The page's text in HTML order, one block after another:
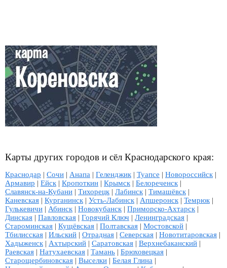
Карты других городов и сёл Краснодарского края:
Краснодар | Сочи | Анапа | Геленджик| Туапсе | Новороссийск|
Армавир | Ейск| Кропоткин | Крымск| Белореченск|
Славянск-на-Кубани | Тихорецк| Лабинск| Тимашёвск|
Каневская | Курганинск| Усть-Лабинск| Апшеронск| Темрюк|
Гулькевичи | Абинск| Новокубанск| Приморско-Ахтарск|
Динская | Павловская | Горячий Ключ | Ленинградская |
Староминская | Кущёвская | Полтавская | Мостовской |
Тбилисская | Ильский | Отрадная | Северская | Новотитаровская |
Хадыженск| Ахтырский | Саратовская | Верхнебаканский |
Раевская | Натухаевская | Тамань | Брюховецкая |
Старощербиновская | Выселки | Белая Глина |